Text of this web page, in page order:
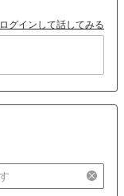
ログインして話してみる